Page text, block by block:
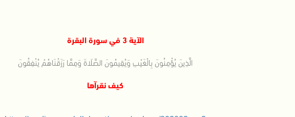
الآية 3 في سورة البقرة
الَّذِينَ يُؤْمِنُونَ بِالْغَيْبِ وَيُقِيمُونَ الصَّلَاةَ وَمِمَّا رَزَقْنَاهُمْ يُنْفِقُونَ
كيف نقرآها